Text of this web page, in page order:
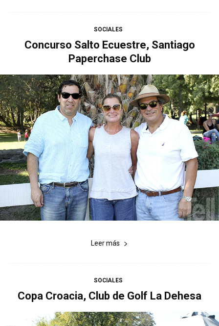
SOCIALES
Concurso Salto Ecuestre, Santiago
Paperchase Club
Leer más
SOCIALES
Copa Croacia, Club de Golf La Dehesa